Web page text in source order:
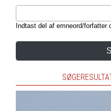
Indtast del af emneord/